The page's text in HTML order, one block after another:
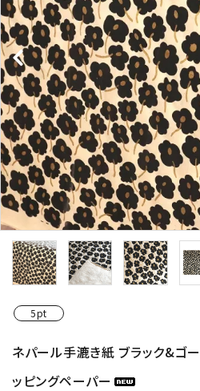
5pt
ネパール手漉き紙 ブラック&ゴ
ッピングペーパー